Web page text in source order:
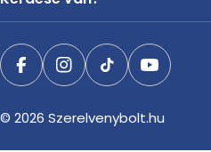
FacebookInstagram
TikTokYouTube
© 2026 Szerelvenybolt.hu